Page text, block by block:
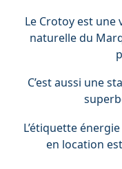
Le Crotoy est une
naturelle du
C’est aussi une
L’étiquette
en location